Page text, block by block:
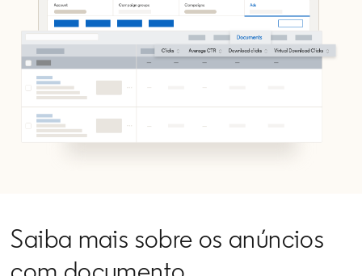
Saiba mais sobre os anúncios